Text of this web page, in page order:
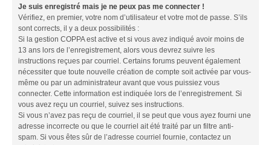
Je suis enregistré mais je ne peux pas me connecter !
Vérifiez, en premier, votre nom d’utilisateur et votre mot de passe. S’ils
sont corrects, il y a deux possibilités :
Si la gestion COPPA est active et si vous avez indiqué avoir moins de
13 ans lors de l’enregistrement, alors vous devrez suivre les
instructions reçues par courriel. Certains forums peuvent également
nécessiter que toute nouvelle création de compte soit activée par vous-
même ou par un administrateur avant que vous puissiez vous
connecter. Cette information est indiquée lors de l’enregistrement. Si
vous avez reçu un courriel, suivez ses instructions.
Si vous n’avez pas reçu de courriel, il se peut que vous ayez fourni une
adresse incorrecte ou que le courriel ait été traité par un filtre anti-
spam. Si vous êtes sûr de l’adresse courriel fournie, contactez un